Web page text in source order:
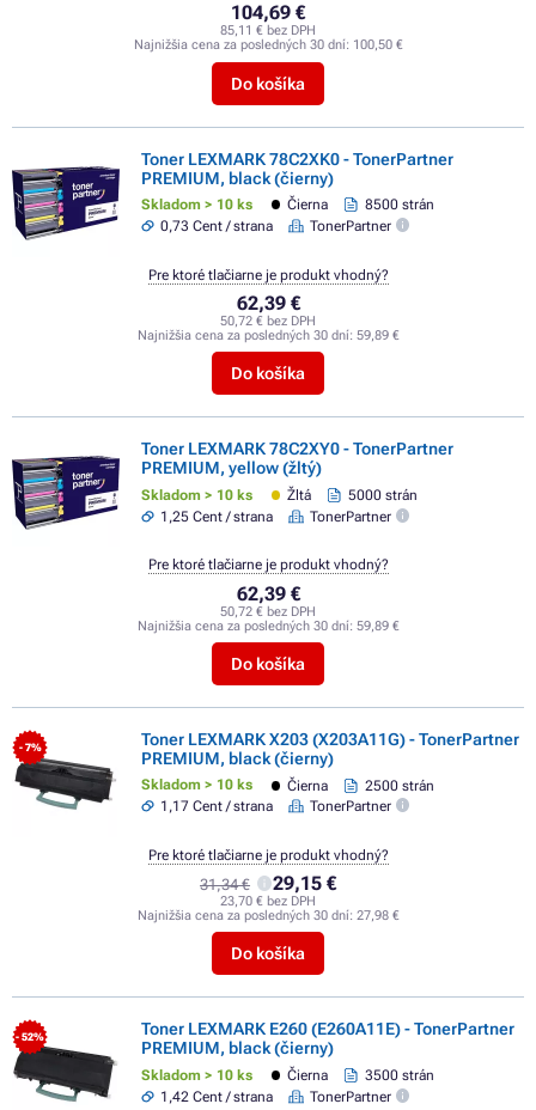
104,69 €
85,11 € bez DPH
Najnižšia cena za posledných 30 dní: 100,50 €
Do košíka
Toner LEXMARK 78C2XK0 - TonerPartner
PREMIUM, black (čierny)
Skladom > 10 ks Čierna
8500 strán
0,73 Cent / strana
TonerPartner
62,39 €
50,72 € bez DPH
Najnižšia cena za posledných 30 dní: 59,89 €
Do košíka
Pre ktoré tlačiarne je produkt vhodný?
Toner LEXMARK 78C2XY0 - TonerPartner
PREMIUM, yellow (žltý)
Skladom > 10 ks Žltá
5000 strán
1,25 Cent / strana
TonerPartner
62,39 €
50,72 € bez DPH
Najnižšia cena za posledných 30 dní: 59,89 €
Do košíka
Pre ktoré tlačiarne je produkt vhodný?
- 7%
Toner LEXMARK X203 (X203A11G) - TonerPartner
PREMIUM, black (čierny)
Skladom > 10 ks Čierna
2500 strán
1,17 Cent / strana
TonerPartner
31,34 € 29,15 €
23,70 € bez DPH
Najnižšia cena za posledných 30 dní: 27,98 €
Do košíka
Pre ktoré tlačiarne je produkt vhodný?
- 52%
Toner LEXMARK E260 (E260A11E) - TonerPartner
PREMIUM, black (čierny)
Skladom > 10 ks Čierna
3500 strán
1,42 Cent / strana
TonerPartner